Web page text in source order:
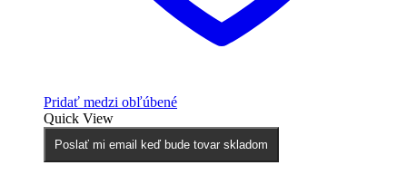
Pridať medzi obľúbené
Quick View
Poslať mi email keď bude tovar skladom